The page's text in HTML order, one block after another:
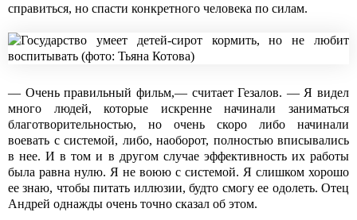
справиться, но спасти конкретного человека по силам.
— Очень правильный фильм,— считает Гезалов. — Я видел
много людей, которые искренне начинали заниматься
благотворительностью, но очень скоро либо начинали
воевать с системой, либо, наоборот, полностью вписывались
в нее. И в том и в другом случае эффективность их работы
была равна нулю. Я не воюю с системой. Я слишком хорошо
ее знаю, чтобы питать иллюзии, будто смогу ее одолеть. Отец
Андрей однажды очень точно сказал об этом.